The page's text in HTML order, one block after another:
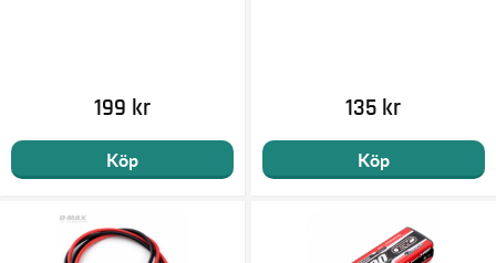
199 kr
Köp
135 kr
Köp